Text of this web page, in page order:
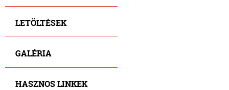
LETÖLTÉSEK
GALÉRIA
HASZNOS LINKEK